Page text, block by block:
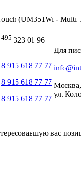
(UM351Wi -
495 323 01 96
8 915 618 77 77
8 915 618 77 77
8 915 618 77 77
Для
ул.
вас